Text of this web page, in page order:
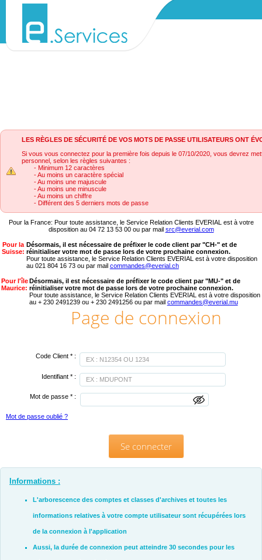
LES RÈGLES DE SÉCURITÉ DE VOS MOTS DE PASSE UTILISATEURS ONT
Si vous vous connectez pour la première fois depuis le 07/10/2020, vous devrez
personnel, selon les règles suivantes :
- Minimum 12 caractères
- Au moins un caractère spécial
- Au moins une majuscule
- Au moins une minuscule
- Au moins un chiffre
- Différent des 5 derniers mots de passe
Pour la France: Pour toute assistance, le Service Relation Clients EVERIAL est à votre
disposition au 04 72 13 53 00 ou par mail src@everial.com
Pour la
Suisse:
Désormais, il est nécessaire de préfixer le code client par "CH-" et de
réinitialiser votre mot de passe lors de votre prochaine connexion.
Pour toute assistance, le Service Relation Clients EVERIAL est à votre disposition
au 021 804 16 73 ou par mail commandes@everial.ch
Pour l'île
Maurice:
Désormais, il est nécessaire de préfixer le code client par "MU-" et de
réinitialiser votre mot de passe lors de votre prochaine connexion.
Pour toute assistance, le Service Relation Clients EVERIAL est à votre disposition
au + 230 2491239 ou + 230 2491256 ou par mail commandes@everial.mu
Page de connexion
Code Client * :
Identifiant * :
Mot de passe * :
Mot de passe oublié ?
Se connecter
Informations :
L'arborescence des comptes et classes d'archives et toutes les
informations relatives à votre compte utilisateur sont récupérées lors
de la connexion à l'application
Aussi, la durée de connexion peut atteindre 30 secondes pour les